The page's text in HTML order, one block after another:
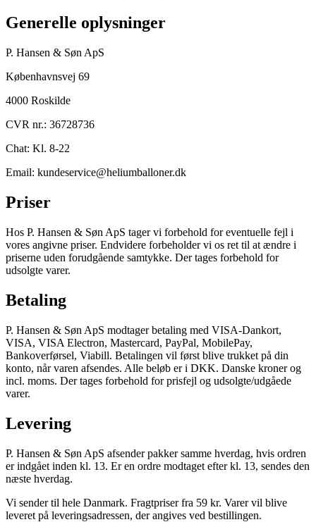
Generelle oplysninger
P. Hansen & Søn ApS
Københavnsvej 69
4000 Roskilde
CVR nr.: 36728736
Chat: Kl. 8-22
Email: kundeservice@heliumballoner.dk
Priser
Hos P. Hansen & Søn ApS tager vi forbehold for eventuelle fejl i
vores angivne priser. Endvidere forbeholder vi os ret til at ændre i
priserne uden forudgående samtykke. Der tages forbehold for
udsolgte varer.
Betaling
P. Hansen & Søn ApS modtager betaling med VISA-Dankort,
VISA, VISA Electron, Mastercard, PayPal, MobilePay,
Bankoverførsel, Viabill. Betalingen vil først blive trukket på din
konto, når varen afsendes. Alle beløb er i DKK. Danske kroner og
incl. moms. Der tages forbehold for prisfejl og udsolgte/udgåede
varer.
Levering
P. Hansen & Søn ApS afsender pakker samme hverdag, hvis ordren
er indgået inden kl. 13. Er en ordre modtaget efter kl. 13, sendes den
næste hverdag.
Vi sender til hele Danmark. Fragtpriser fra 59 kr. Varer vil blive
leveret på leveringsadressen, der angives ved bestillingen.